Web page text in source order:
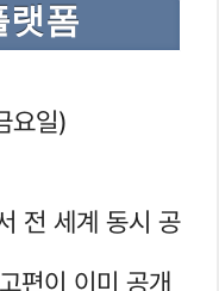
랫폼
요일)
전 세계 동시 공
편이 이미 공개